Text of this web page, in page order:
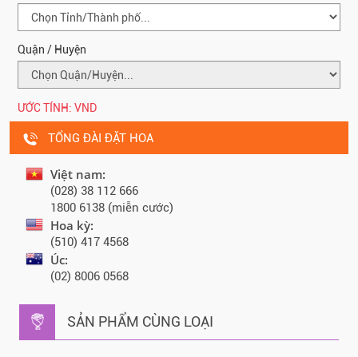
Quận / Huyện
ƯỚC TÍNH: VND
TỔNG ĐÀI ĐẶT HOA
Việt nam:
(028) 38 112 666
1800 6138 (miễn cước)
Hoa kỳ:
(510) 417 4568
Úc:
(02) 8006 0568
SẢN PHẨM CÙNG LOẠI